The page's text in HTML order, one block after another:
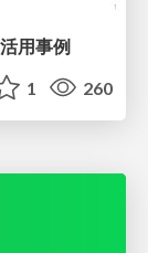
用事例
1 260